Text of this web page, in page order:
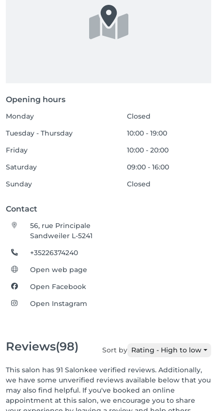
Opening hours
Monday
Closed
Tuesday - Thursday
10:00 - 19:00
Friday
10:00 - 20:00
Saturday
09:00 - 16:00
Sunday
Closed
Contact
56, rue Principale
Sandweiler L-5241
+35226374240
Open web page
Open Facebook
Open Instagram
Reviews(98) Sort by Rating - High to low
This salon has 91 Salonkee verified reviews. Additionally,
we have some unverified reviews available below that you
may also find helpful. If you've booked an online
appointment at this salon, we encourage you to share